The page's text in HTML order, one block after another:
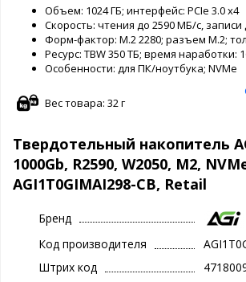
Объем: 1024 ГБ; интерфейс: PCIe 3.0 x4
Скорость: чтения до 2590 МБ/с,
Форм-фактор: M.2 2280; разъем M.2;
Ресурс: TBW 350 ТБ; время наработки:
Особенности: для ПК/ноутбука; NVMe
Вес товара: 32 г
Твердотельный накопитель
1000Gb, R2590, W2050, M2,
AGI1T0GIMAI298-CB, Retail
Бренд
Код производителя
Штрих код